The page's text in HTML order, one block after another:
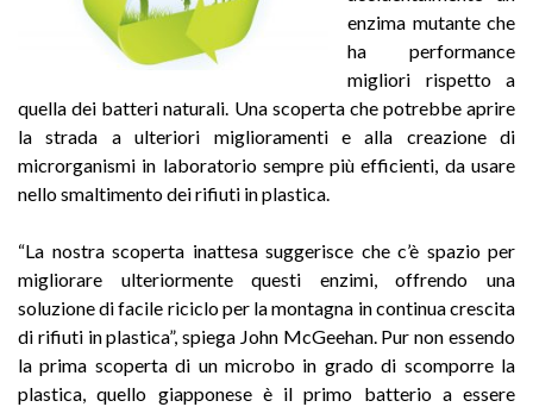
enzima mutante che
ha performance
migliori rispetto a
quella dei batteri naturali. Una scoperta che potrebbe aprire
la strada a ulteriori miglioramenti e alla creazione di
microrganismi in laboratorio sempre più efficienti, da usare
nello smaltimento dei rifiuti in plastica.
“La nostra scoperta inattesa suggerisce che c’è spazio per
migliorare ulteriormente questi enzimi, offrendo una
soluzione di facile riciclo per la montagna in continua crescita
di rifiuti in plastica”, spiega John McGeehan. Pur non essendo
la prima scoperta di un microbo in grado di scomporre la
plastica, quello giapponese è il primo batterio a essere